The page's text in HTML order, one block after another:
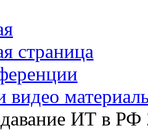
страница
видео
ИТ в РФ